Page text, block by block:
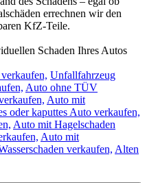
errechnen wir den
KfZ-Teile.
Schaden Ihres Autos
Unfallfahrzeug
Auto ohne TÜV
Auto mit
oder kaputtes Auto verkaufen,
Auto mit Hagelschaden
Auto mit
verkaufen, Alten